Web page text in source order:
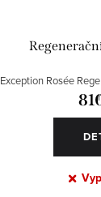
Exception Rosée